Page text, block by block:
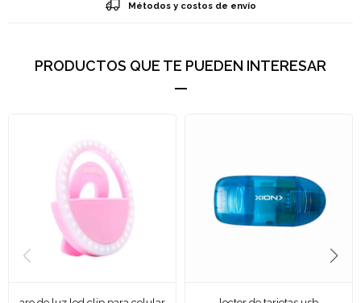
Métodos y costos de envío
PRODUCTOS QUE TE PUEDEN INTERESAR